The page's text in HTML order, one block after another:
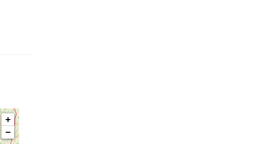
+
−